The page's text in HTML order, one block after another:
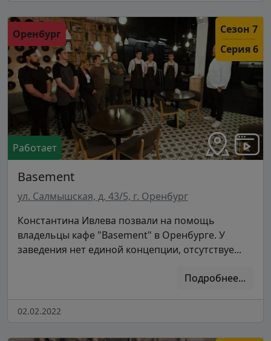
Оренбург
Сезон 7
Серия 6
Работает
Basement
ул. Салмышская, д. 43/5, г. Оренбург
Константина Ивлева позвали на помощь
владельцы кафе "Basement" в Оренбурге. У
заведения нет единой концепции, отсутствуе...
Подробнее...
02.02.2022